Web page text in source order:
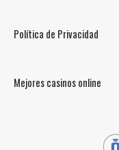
Política de Privacidad
Mejores casinos online